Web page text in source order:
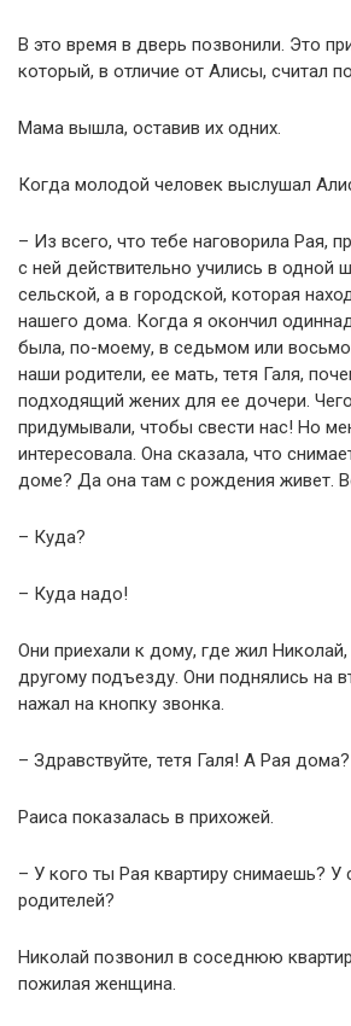
В это время в дверь позвонили. Это
который, в отличие от Алисы, считал
Мама вышла, оставив их одних.
Когда молодой человек выслушал
– Из всего, что тебе наговорила Рая,
с ней действительно учились в одной
сельской, а в городской, которая
нашего дома. Когда я окончил
была, по-моему, в седьмом или
наши родители, ее мать, тетя Галя,
подходящий жених для ее дочери.
придумывали, чтобы свести нас! Но
интересовала. Она сказала, что
доме? Да она там с рождения живет.
– Куда?
– Куда надо!
Они приехали к дому, где жил
другому подъезду. Они поднялись на
нажал на кнопку звонка.
– Здравствуйте, тетя Галя! А Рая дома?
Раиса показалась в прихожей.
– У кого ты Рая квартиру снимаешь? У
родителей?
Николай позвонил в соседнюю
пожилая женщина.